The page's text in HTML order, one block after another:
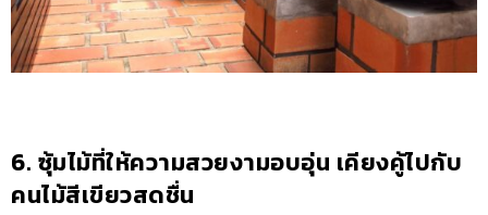
6. ซุ้มไม้ที่ให้ความสวยงามอบอุ่น เคียงคู้ไปกับ
คนไม้สีเขียวสดชื่น